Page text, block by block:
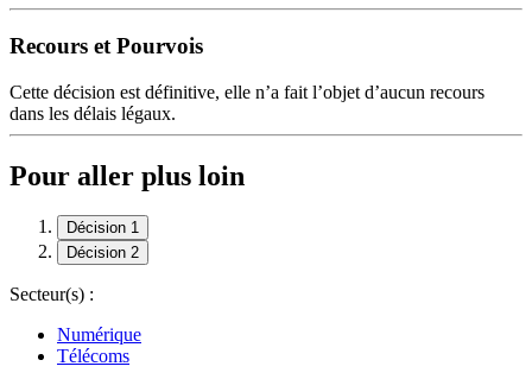
Recours et Pourvois
Cette décision est définitive, elle n’a fait l’objet d’aucun recours
dans les délais légaux.
Pour aller plus loin
Décision 1
Décision 2
Secteur(s) :
Numérique
Télécoms